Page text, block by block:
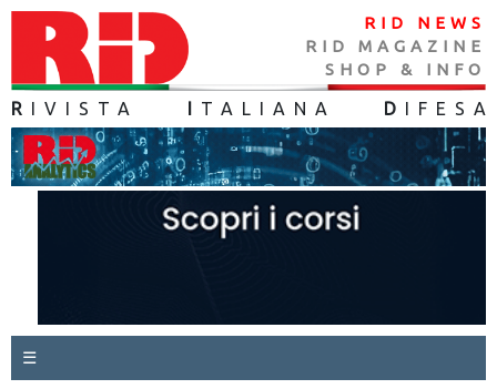
RID NEWS
RID MAGAZINE
SHOP & INFO
R IVISTA TALIANA D IFES A
☰